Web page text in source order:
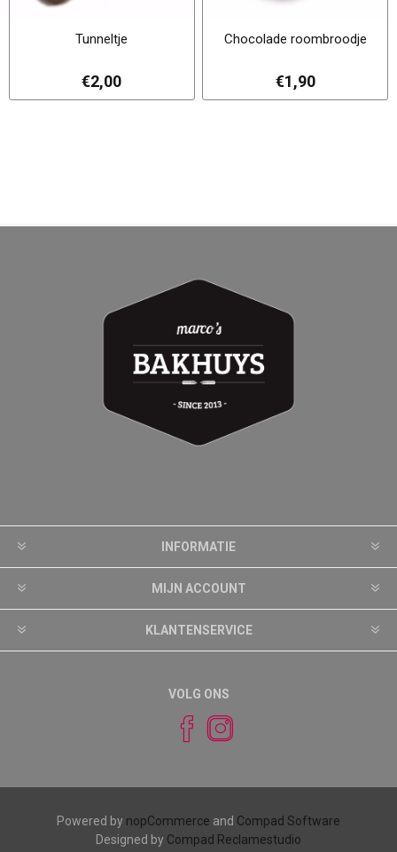
Tunneltje
€2,00
Chocolade roombroodje
€1,90
INFORMATIE
MIJN ACCOUNT
KLANTENSERVICE
VOLG ONS
Powered by nopCommerce and Compad Software
Designed by Compad Reclamestudio